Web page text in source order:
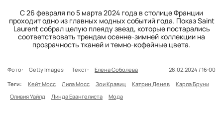
С 26 февраля по 5 марта 2024 года в столице Франции
проходит одно из главных модных событий года. Показ Saint
Laurent собрал целую плеяду звезд, которые постарались
соответствовать трендам осенне-зимней коллекции на
прозрачность тканей и темно-кофейные цвета.
Фото: Getty Images Текст: Елена Соболева
28.02.2024 / 16:00
Теги:
Кейт Мосс Лила Мосс Зои Кравиц Катрин Денев
Карла Бруни
Оливия Уайлд
Линда Евангелиста Мода